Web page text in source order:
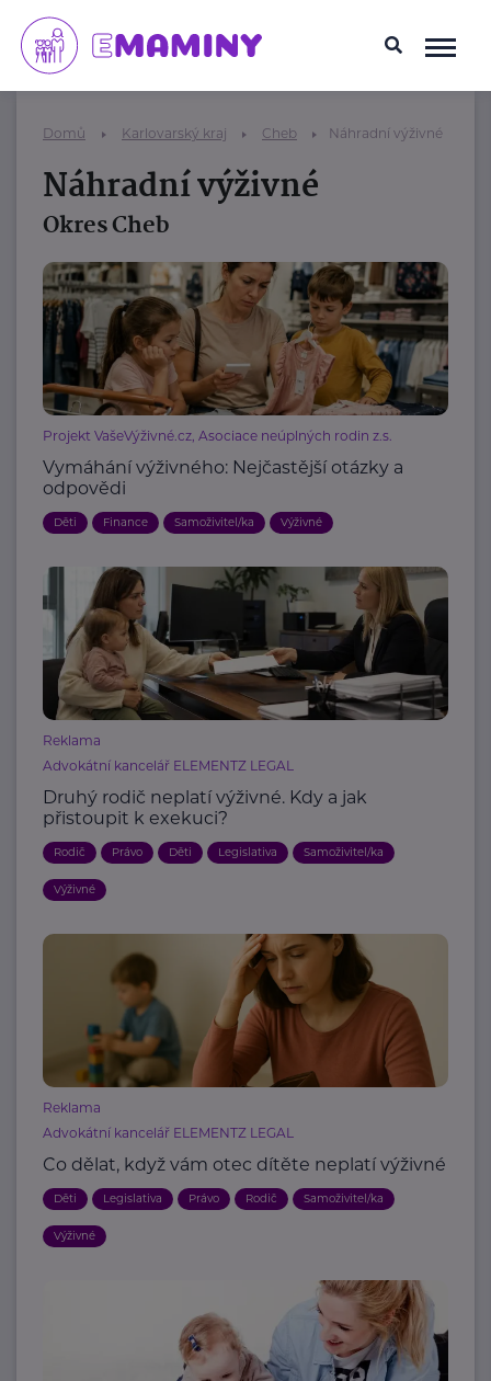
Domů Karlovarský kraj Cheb Náhradní výživné
Náhradní výživné
Okres Cheb
Projekt VašeVýživné.cz, Asociace neúplných rodin z.s.
Vymáhání výživného: Nejčastější otázky a
odpovědi
Děti Finance Samoživitel/ka Výživné
Reklama
Advokátní kancelář ELEMENTZ LEGAL
Druhý rodič neplatí výživné. Kdy a jak
přistoupit k exekuci?
Rodič Právo Děti Legislativa Samoživitel/ka
Výživné
Reklama
Advokátní kancelář ELEMENTZ LEGAL
Co dělat, když vám otec dítěte neplatí výživné
Děti Legislativa Právo Rodič Samoživitel/ka
Výživné